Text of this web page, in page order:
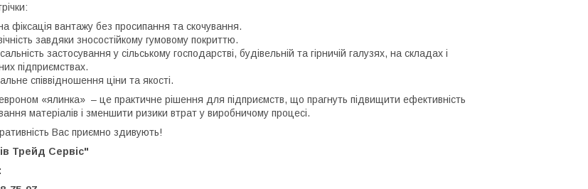
фіксація вантажу без просипання та скочування.
завдяки зносостійкому гумовому покриттю.
застосування у сільському господарстві, будівельній та гірничій галузях, на складах і
підприємствах.
співвідношення ціни та якості.
«ялинка» – це практичне рішення для підприємств, що прагнуть підвищити ефективність
матеріалів і зменшити ризики втрат у виробничому процесі.
Вас приємно здивують!
Трейд Сервіс"
: